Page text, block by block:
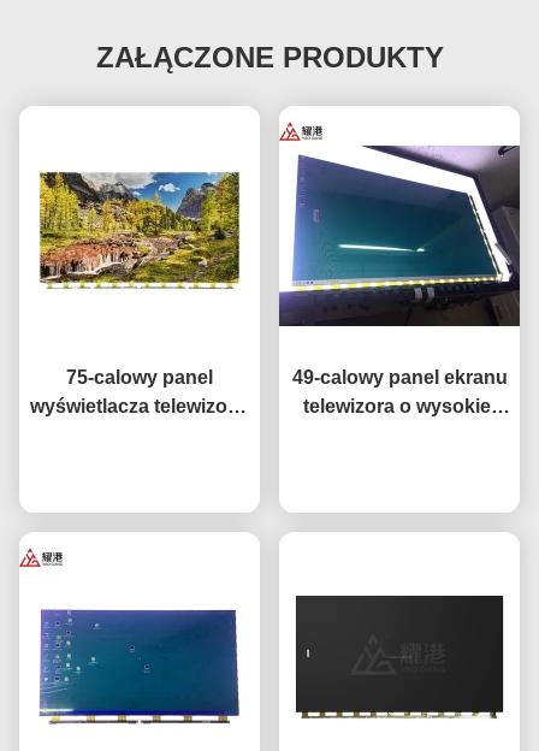
ZAŁĄCZONE PRODUKTY
75-calowy panel
wyświetlacza telewizora,
49-calowy panel ekranu
telewizora o wysokiej